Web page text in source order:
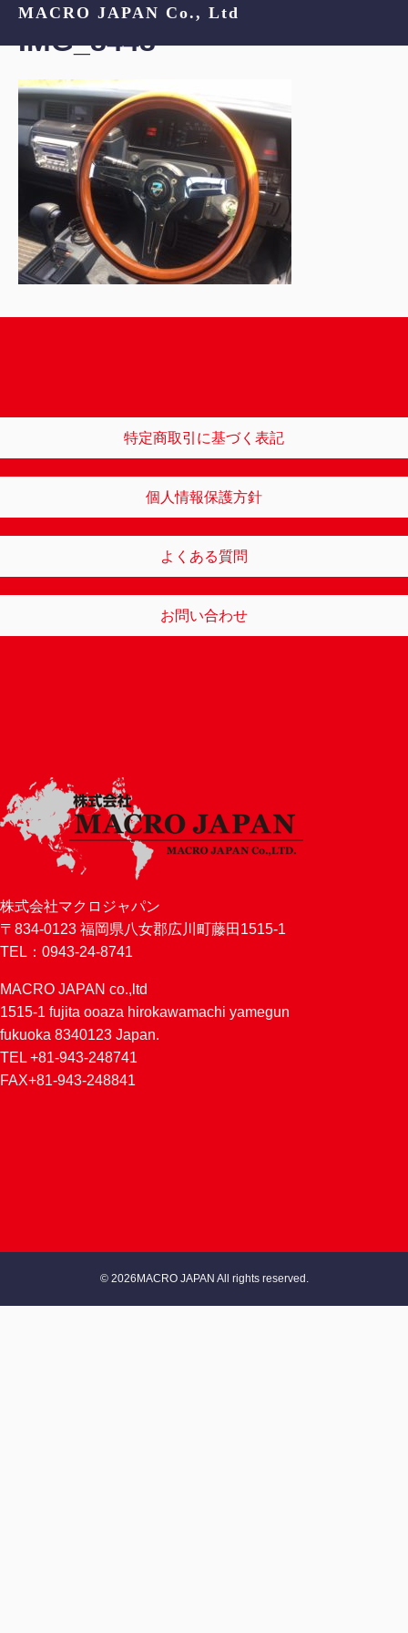
MACRO JAPAN Co., Ltd
IMG_8448
特定商取引に基づく表記
個人情報保護方針
よくある質問
お問い合わせ
株式会社マクロジャパン
〒834-0123 福岡県八女郡広川町藤田1515-1
TEL：0943-24-8741
MACRO JAPAN co.,ltd
1515-1 fujita ooaza hirokawamachi yamegun
fukuoka 8340123 Japan.
TEL +81-943-248741
FAX+81-943-248841
© 2026MACRO JAPAN All rights reserved.